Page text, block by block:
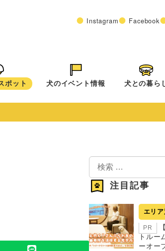
Instagram Facebook
ポット 犬のイベント情報 犬との暮ら
検
索
注目記事
エリ
PR
トルー
ーオー